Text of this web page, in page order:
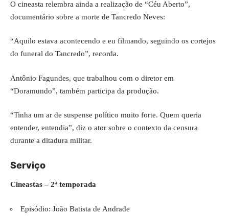
O cineasta relembra ainda a realização de “Céu Aberto”,
documentário sobre a morte de Tancredo Neves:
“Aquilo estava acontecendo e eu filmando, seguindo os cortejos
do funeral do Tancredo”, recorda.
Antônio Fagundes, que trabalhou com o diretor em
“Doramundo”, também participa da produção.
“Tinha um ar de suspense político muito forte. Quem queria
entender, entendia”, diz o ator sobre o contexto da censura
durante a ditadura militar.
Serviço
Cineastas – 2ª temporada
Episódio: João Batista de Andrade